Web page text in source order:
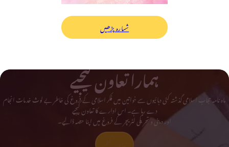
شمارہ پڑھیں
ہمارا تعاون کیجیے
ماہ نامہ حجاب اسلامی گذشتہ کئی دہائیوں سے خواتین میں فکر اسلامی کے فروغ کی خاطر بے لوث خدمات انجام
دے رہا ہے۔ اس ادارے کا تعاون کیجیے
اور دینی و تحریکی لٹریچر کے فروغ میں اپنا حصہ ڈالیے۔